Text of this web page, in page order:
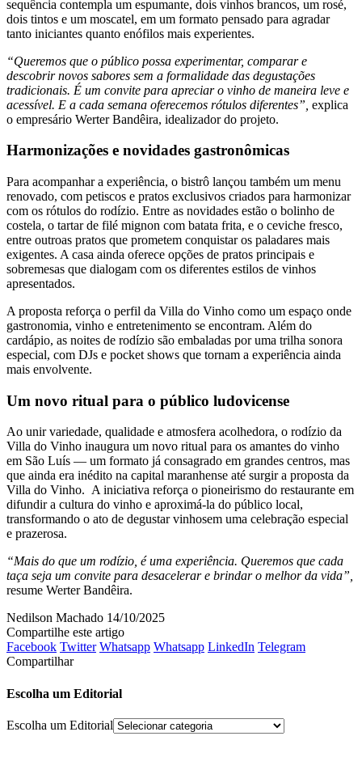
sequência contempla um espumante, dois vinhos brancos, um rosé,
dois tintos e um moscatel, em um formato pensado para agradar
tanto iniciantes quanto enófilos mais experientes.
“Queremos que o público possa experimentar, comparar e
descobrir novos sabores sem a formalidade das degustações
tradicionais. É um convite para apreciar o vinho de maneira leve e
acessível. E a cada semana oferecemos rótulos diferentes”, explica
o empresário Werter Bandêira, idealizador do projeto.
Harmonizações e novidades gastronômicas
Para acompanhar a experiência, o bistrô lançou também um menu
renovado, com petiscos e pratos exclusivos criados para harmonizar
com os rótulos do rodízio. Entre as novidades estão o bolinho de
costela, o tartar de filé mignon com batata frita, e o ceviche fresco,
entre outroas pratos que prometem conquistar os paladares mais
exigentes. A casa ainda oferece opções de pratos principais e
sobremesas que dialogam com os diferentes estilos de vinhos
apresentados.
A proposta reforça o perfil da Villa do Vinho como um espaço onde
gastronomia, vinho e entretenimento se encontram. Além do
cardápio, as noites de rodízio são embaladas por uma trilha sonora
especial, com DJs e pocket shows que tornam a experiência ainda
mais envolvente.
Um novo ritual para o público ludovicense
Ao unir variedade, qualidade e atmosfera acolhedora, o rodízio da
Villa do Vinho inaugura um novo ritual para os amantes do vinho
em São Luís — um formato já consagrado em grandes centros, mas
que ainda era inédito na capital maranhense até surgir a proposta da
Villa do Vinho. A iniciativa reforça o pioneirismo do restaurante em
difundir a cultura do vinho e aproximá-la do público local,
transformando o ato de degustar vinhosem uma celebração especial
e prazerosa.
“Mais do que um rodízio, é uma experiência. Queremos que cada
taça seja um convite para desacelerar e brindar o melhor da vida”,
resume Werter Bandêira.
Nedilson Machado 14/10/2025
Compartilhe este artigo
Facebook Twitter Whatsapp Whatsapp LinkedIn Telegram
Compartilhar
Escolha um Editorial
Escolha um Editorial